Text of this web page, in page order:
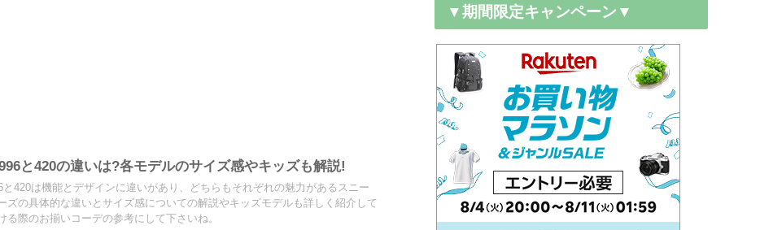
と420の違いは?各モデルのサイズ感やキッズも解説!
420は機能とデザインに違いがあり、どちらもそれぞれの魅力があるスニー
ズの具体的な違いとサイズ感についての解説やキッズモデルも詳しく紹介して
る際のお揃いコーデの参考にして下さいね。
▼期間限定キャンペーン▼